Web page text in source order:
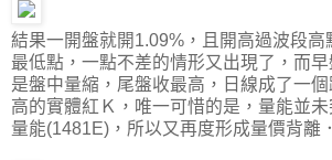
結果一開盤就開1.09%，且開高過波段高
最低點，一點不差的情形又出現了，而
是盤中量縮，尾盤收最高，日線成了一
高的實體紅Ｋ，唯一可惜的是，量能並
量能(1481E)，所以又再度形成量價背離．